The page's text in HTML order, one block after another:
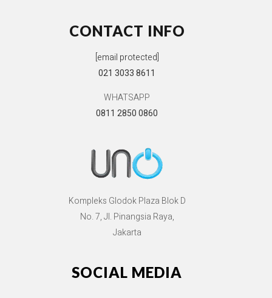
CONTACT INFO
[email protected]
021 3033 8611
WHATSAPP
0811 2850 0860
Kompleks Glodok Plaza Blok D
No. 7, Jl. Pinangsia Raya,
Jakarta
SOCIAL MEDIA